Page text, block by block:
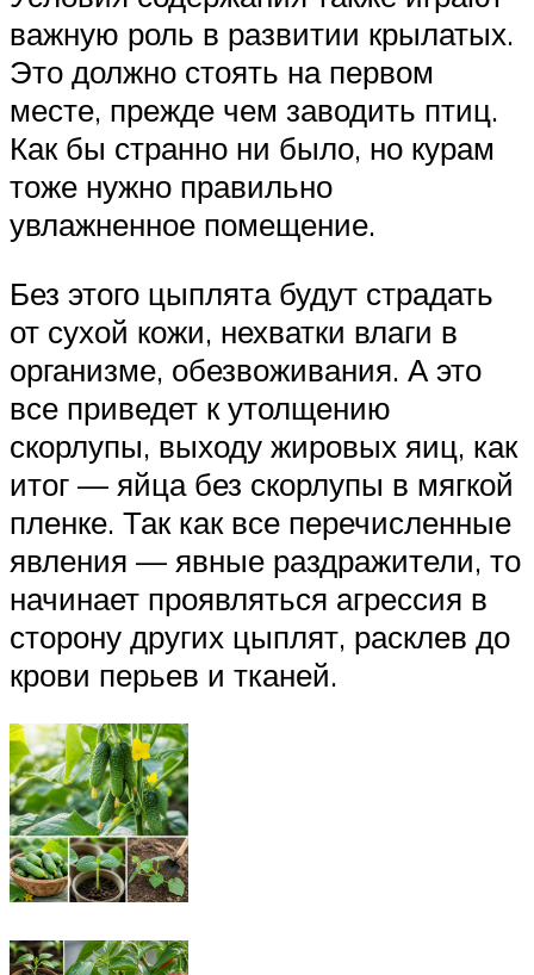
важную роль в развитии крылатых.
Это должно стоять на первом
месте, прежде чем заводить птиц.
Как бы странно ни было, но курам
тоже нужно правильно
увлажненное помещение.
Без этого цыплята будут страдать
от сухой кожи, нехватки влаги в
организме, обезвоживания. А это
все приведет к утолщению
скорлупы, выходу жировых яиц, как
итог — яйца без скорлупы в мягкой
пленке. Так как все перечисленные
явления — явные раздражители, то
начинает проявляться агрессия в
сторону других цыплят, расклев до
крови перьев и тканей.